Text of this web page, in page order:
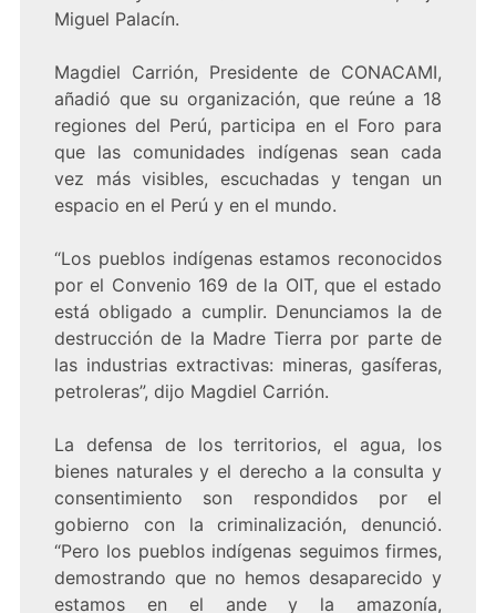
Miguel Palacín.
Magdiel Carrión, Presidente de CONACAMI,
añadió que su organización, que reúne a 18
regiones del Perú, participa en el Foro para
que las comunidades indígenas sean cada
vez más visibles, escuchadas y tengan un
espacio en el Perú y en el mundo.
“Los pueblos indígenas estamos reconocidos
por el Convenio 169 de la OIT, que el estado
está obligado a cumplir. Denunciamos la de
destrucción de la Madre Tierra por parte de
las industrias extractivas: mineras, gasíferas,
petroleras”, dijo Magdiel Carrión.
La defensa de los territorios, el agua, los
bienes naturales y el derecho a la consulta y
consentimiento son respondidos por el
gobierno con la criminalización, denunció.
“Pero los pueblos indígenas seguimos firmes,
demostrando que no hemos desaparecido y
estamos en el ande y la amazonía,